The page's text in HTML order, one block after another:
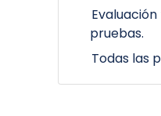
pruebas.
Todas las